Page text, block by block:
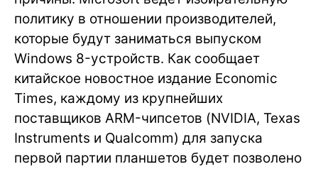
политику в отношении производителей,
которые будут заниматься выпуском
Windows 8-устройств. Как сообщает
китайское новостное издание Economic
Times, каждому из крупнейших
поставщиков ARM-чипсетов (NVIDIA, Texas
Instruments и Qualcomm) для запуска
первой партии планшетов будет позволено